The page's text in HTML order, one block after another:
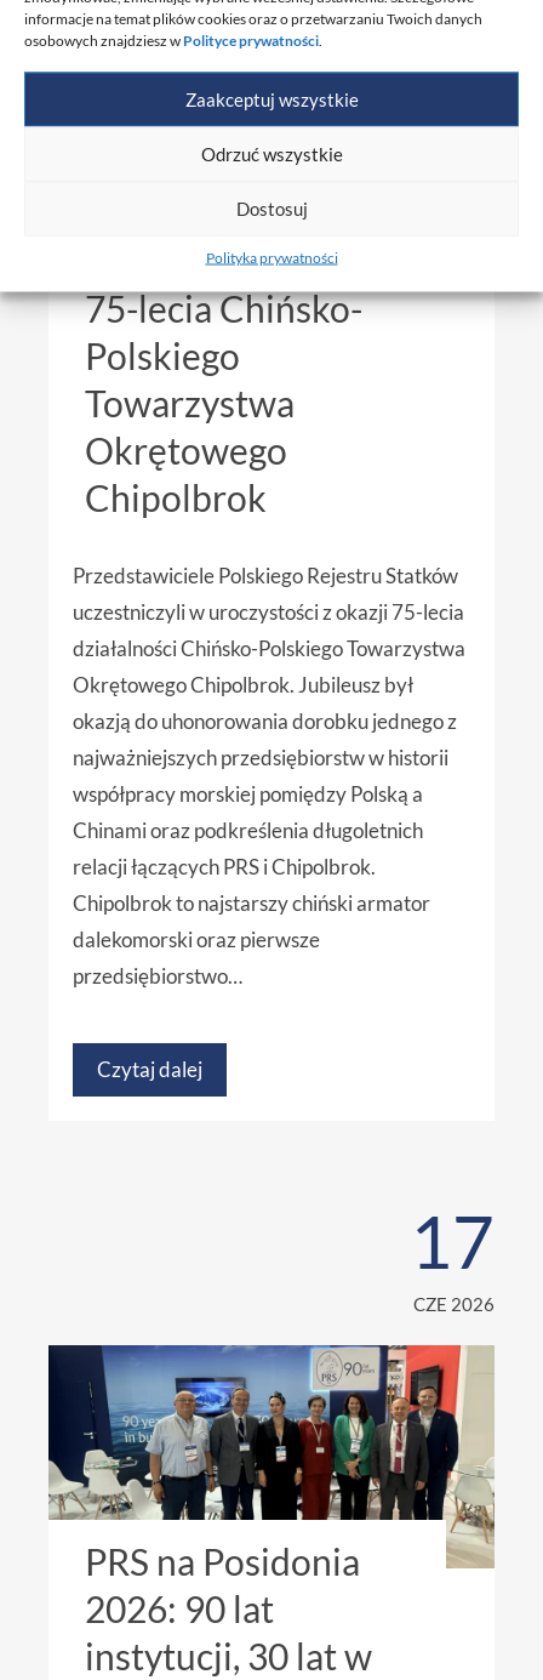
informacje na temat plików cookies oraz o przetwarzaniu Twoich danych
osobowych znajdziesz w Polityce prywatności
Zaakceptuj wszystkie
Odrzuć wszystkie
Dostosuj
Polityka prywatności
PRS na uroczystości
75-lecia Chińsko-
Polskiego
Towarzystwa
Okrętowego
Chipolbrok
Przedstawiciele Polskiego Rejestru Statków
uczestniczyli w uroczystości z okazji 75-lecia
działalności Chińsko-Polskiego Towarzystwa
Okrętowego Chipolbrok. Jubileusz był
okazją do uhonorowania dorobku jednego z
najważniejszych przedsiębiorstw w historii
współpracy morskiej pomiędzy Polską a
Chinami oraz podkreślenia długoletnich
relacji łączących PRS i Chipolbrok.
Chipolbrok to najstarszy chiński armator
dalekomorski oraz pierwsze
przedsiębiorstwo…
Czytaj dalej
17
CZE 2026
PRS na Posidonia
2026: 90 lat
instytucji, 30 lat w